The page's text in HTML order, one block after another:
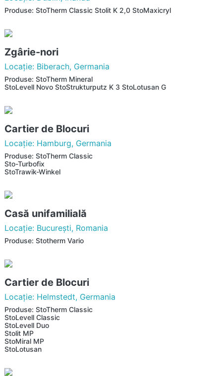
Produse: StoTherm Classic Stolit K 2,0 StoMaxicryl
Zgârie-nori
Locaţie: Biberach, Germania
Produse: StoTherm Mineral
StoLevell Novo StoStrukturputz K 3 StoLotusan G
Cartier de Blocuri
Locaţie: Hamburg, Germania
Produse: StoTherm Classic
Sto-Turbofix
StoTrawik-Winkel
Casă unifamilială
Locaţie: Bucureşti, Romania
Produse: Stotherm Vario
Cartier de Blocuri
Locaţie: Helmstedt, Germania
Produse: StoTherm Classic
StoLevell Classic
StoLevell Duo
Stolit MP
StoMiral MP
StoLotusan